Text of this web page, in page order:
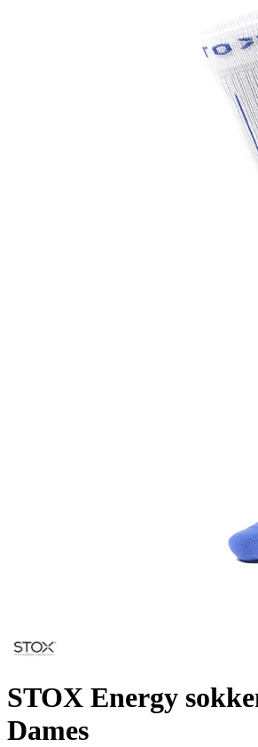
STOX Energy
Dames